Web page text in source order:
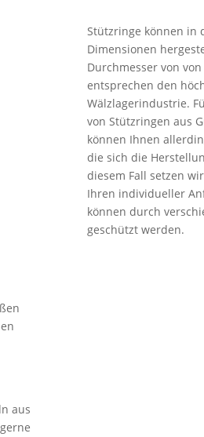
Stützringe können in
Dimensionen
Durchmesser von
entsprechen den
Wälzlagerindustrie.
von Stützringen aus
können Ihnen
die sich die
diesem Fall setzen
Ihren individueller
können durch
geschützt werden.
aus